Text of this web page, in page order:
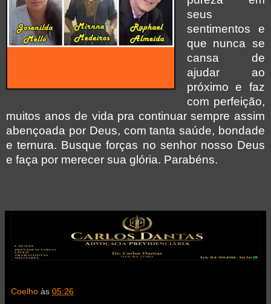
seus
sentimentos e
que nunca se
cansa de
ajudar ao
próximo e faz
com perfeição,
muitos anos de vida pra continuar sempre assim
abençoada por Deus, com tanta saúde, bondade
e ternura. Busque forças no senhor nosso Deus
e faça por merecer sua glória. Parabéns.
Coelho às 05:26